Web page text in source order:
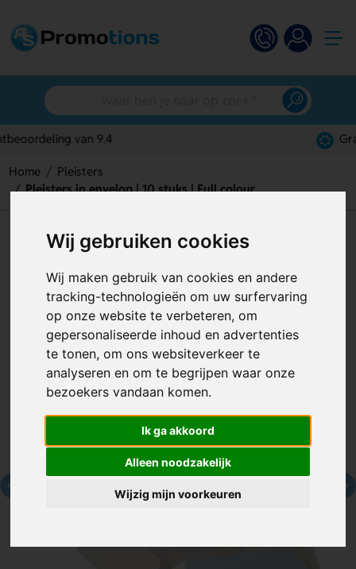
Wij gebruiken cookies
Wij maken gebruik van cookies en andere
tracking-technologieën om uw surfervaring
op onze website te verbeteren, om
gepersonaliseerde inhoud en advertenties
te tonen, om ons websiteverkeer te
analyseren en om te begrijpen waar onze
bezoekers vandaan komen.
Ik ga akkoord
Alleen noodzakelijk
Wijzig mijn voorkeuren
Home
Pleisters
Pleisters in envelop | 10 stuks | Full colour
Pleisters in envelop | 10 stuks |
Full colour
Artikelnummer:121384